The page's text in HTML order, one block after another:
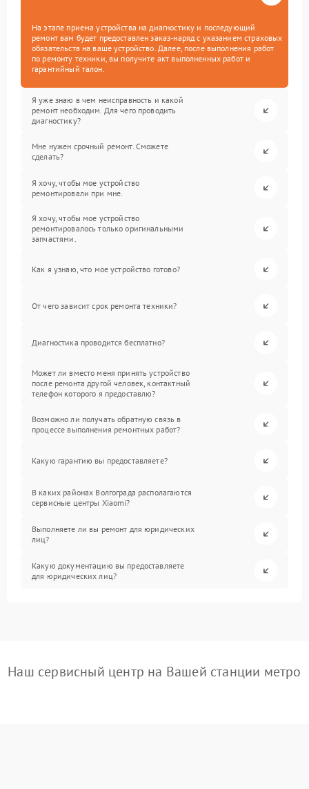
На этапе приема устройства на диагностику и последующий
ремонт вам будет предоставлен заказ-наряд с указанием страховых
обязательств на ваше устройство. Далее, после выполнения работ
по ремонту техники, вы получите акт выполненных работ и
гарантийный талон.
Я уже знаю в чем неисправность и какой
ремонт необходим. Для чего проводить
диагностику?
Мне нужен срочный ремонт. Сможете
сделать?
Я хочу, чтобы мое устройство
ремонтировали при мне.
Я хочу, чтобы мое устройство
ремонтировалось только оригинальными
запчастями.
Как я узнаю, что мое устройство готово?
От чего зависит срок ремонта техники?
Диагностика проводится бесплатно?
Может ли вместо меня принять устройство
после ремонта другой человек, контактный
телефон которого я предоставлю?
Возможно ли получать обратную связь в
процессе выполнения ремонтных работ?
Какую гарантию вы предоставляете?
В каких районах Волгограда располагаются
сервисные центры Xiaomi?
Выполняете ли вы ремонт для юридических
лиц?
Какую документацию вы предоставляете
для юридических лиц?
Наш сервисный центр на Вашей станции метро